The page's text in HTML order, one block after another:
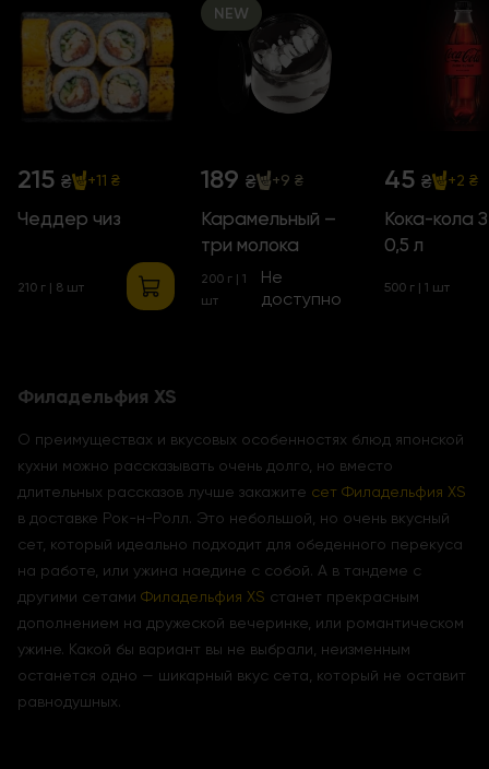
215 ₴ +11 ₴
Чеддер чиз
210 г | 8 шт
NEW
189 ₴ +9 ₴
Карамельный –
три молока
200 г | 1
шт
Не
доступно
45 ₴ +2 ₴
Кока-кола
0,5 л
500 г | 1 шт
Филадельфия XS
О преимуществах и вкусовых особенностях блюд японской
кухни можно рассказывать очень долго, но вместо
длительных рассказов лучше закажите сет Филадельфия XS
в доставке Рок-н-Ролл. Это небольшой, но очень вкусный
сет, который идеально подходит для обеденного перекуса
на работе, или ужина наедине с собой. А в тандеме с
другими сетами Филадельфия XS станет прекрасным
дополнением на дружеской вечеринке, или романтическом
ужине. Какой бы вариант вы не выбрали, неизменным
останется одно — шикарный вкус сета, который не оставит
равнодушных.